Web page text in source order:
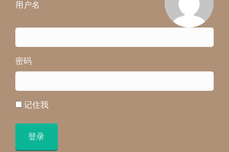
用户名
密码
记住我